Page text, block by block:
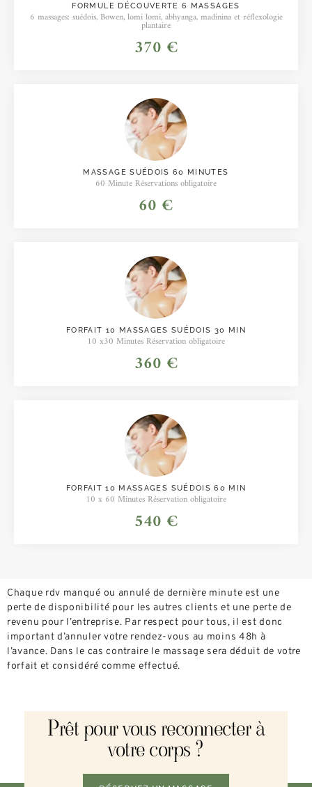
FORMULE DÉCOUVERTE 6 MASSAGES
6 massages: suédois, Bowen, lomi lomi, abhyanga, madinina et réflexologie
plantaire
370 €
MASSAGE SUÉDOIS 60 MINUTES
60 Minute Réservations obligatoire
60 €
FORFAIT 10 MASSAGES SUÉDOIS 30 MIN
10 x30 Minutes Réservation obligatoire
360 €
FORFAIT 10 MASSAGES SUÉDOIS 60 MIN
10 x 60 Minutes Réservation obligatoire
540 €
Chaque rdv manqué ou annulé de dernière minute est une
perte de disponibilité pour les autres clients et une perte de
revenu pour l’entreprise. Par respect pour tous, il est donc
important d’annuler votre rendez-vous au moins 48h à
l’avance. Dans le cas contraire le massage sera déduit de votre
forfait et considéré comme effectué.
Prêt pour vous reconnecter à
votre corps ?